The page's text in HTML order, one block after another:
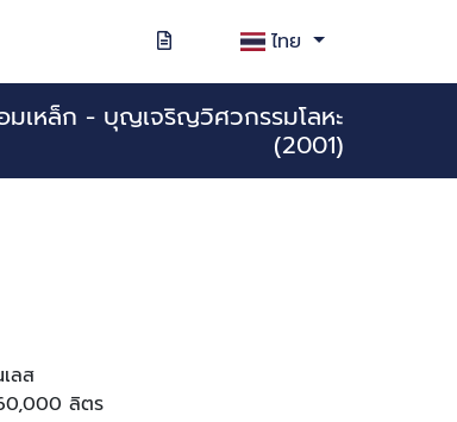
ไทย
มเหล็ก - บุญเจริญวิศวกรรมโลหะ
(2001)
ลส
ลิตร